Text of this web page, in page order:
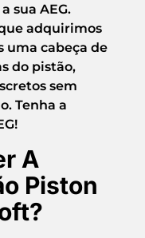
sua AEG.
adquirimos
uma cabeça de
do pistão,
sem
Tenha a
A
Piston